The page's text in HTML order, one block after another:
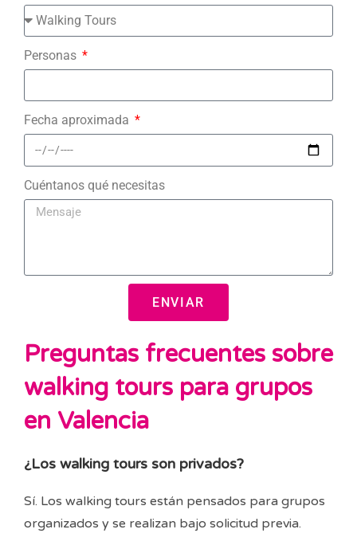
Personas
Fecha aproximada
Cuéntanos qué necesitas
ENVIAR
Preguntas frecuentes sobre
walking tours para grupos
en Valencia
¿Los walking tours son privados?
Sí. Los walking tours están pensados para grupos
organizados y se realizan bajo solicitud previa.